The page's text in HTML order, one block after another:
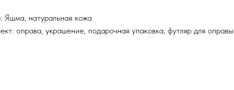
Яшма, натуральная кожа
оправа, украшение, подарочная упаковка, футляр для оправы